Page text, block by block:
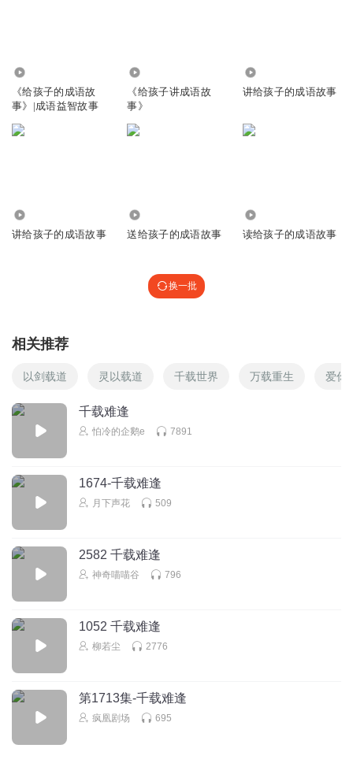
炒粉干股份 回复 @ 我是小波哥
.448475885498086490524368448065464596044
36366865469865486851886854
《给孩子的成语故
事》|成语益智故事
《给孩子讲成语故
事》
讲给孩子的成语故事
讲给孩子的成语故事 送给孩子的成语故事 读给孩子的成语故事
换一批
相关推荐
以剑载道 灵以载道 千载世界 万载重生 爱你
千载难逢
怕冷的企鹅e 7891
1674-千载难逢
月下声花 509
2582 千载难逢
神奇喵喵谷 796
1052 千载难逢
柳若尘 2776
第1713集-千载难逢
疯凰剧场 695